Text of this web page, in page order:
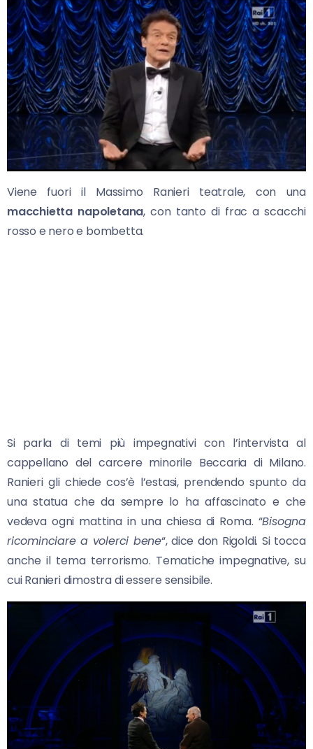
Viene fuori il Massimo Ranieri teatrale, con una
macchietta napoletana, con tanto di frac a scacchi
rosso e nero e bombetta.
Si parla di temi più impegnativi con l’intervista al
cappellano del carcere minorile Beccaria di Milano.
Ranieri gli chiede cos’è l’estasi, prendendo spunto da
una statua che da sempre lo ha affascinato e che
vedeva ogni mattina in una chiesa di Roma. “Bisogna
ricominciare a volerci bene“, dice don Rigoldi. Si tocca
anche il tema terrorismo. Tematiche impegnative, su
cui Ranieri dimostra di essere sensibile.